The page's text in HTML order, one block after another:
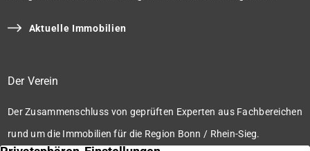
Der Verein
Der Zusammenschluss von geprüften Experten aus Fachbereichen
rund um die Immobilien für die Region Bonn / Rhein-Sieg.
Aktuelle Immobilien